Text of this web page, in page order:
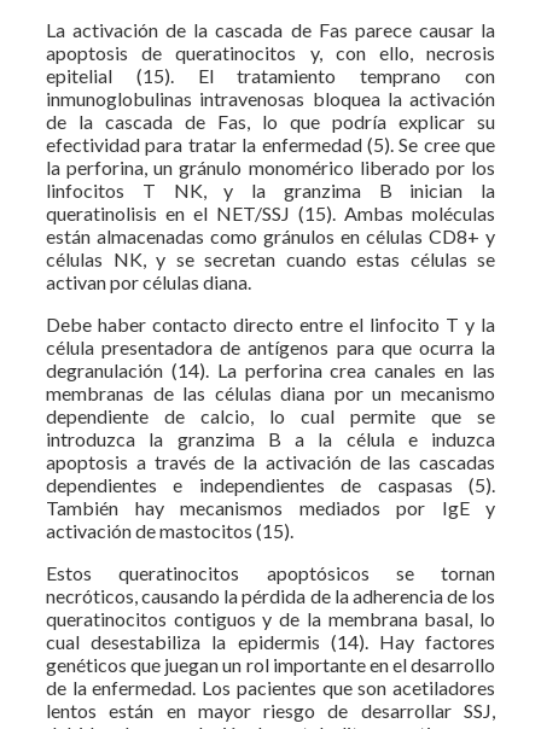
La activación de la cascada de Fas parece causar la
apoptosis de queratinocitos y, con ello, necrosis
epitelial (15). El tratamiento temprano con
inmunoglobulinas intravenosas bloquea la activación
de la cascada de Fas, lo que podría explicar su
efectividad para tratar la enfermedad (5). Se cree que
la perforina, un gránulo monomérico liberado por los
linfocitos T NK, y la granzima B inician la
queratinolisis en el NET/SSJ (15). Ambas moléculas
están almacenadas como gránulos en células CD8+ y
células NK, y se secretan cuando estas células se
activan por células diana.
Debe haber contacto directo entre el linfocito T y la
célula presentadora de antígenos para que ocurra la
degranulación (14). La perforina crea canales en las
membranas de las células diana por un mecanismo
dependiente de calcio, lo cual permite que se
introduzca la granzima B a la célula e induzca
apoptosis a través de la activación de las cascadas
dependientes e independientes de caspasas (5).
También hay mecanismos mediados por IgE y
activación de mastocitos (15).
Estos queratinocitos apoptósicos se tornan
necróticos, causando la pérdida de la adherencia de los
queratinocitos contiguos y de la membrana basal, lo
cual desestabiliza la epidermis (14). Hay factores
genéticos que juegan un rol importante en el desarrollo
de la enfermedad. Los pacientes que son acetiladores
lentos están en mayor riesgo de desarrollar SSJ,